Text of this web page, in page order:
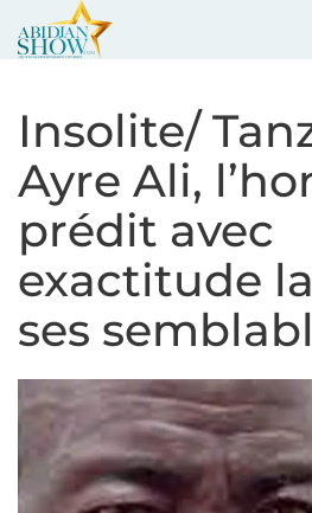
Insolite/
Ayre Ali,
prédit avec
exactitude
ses